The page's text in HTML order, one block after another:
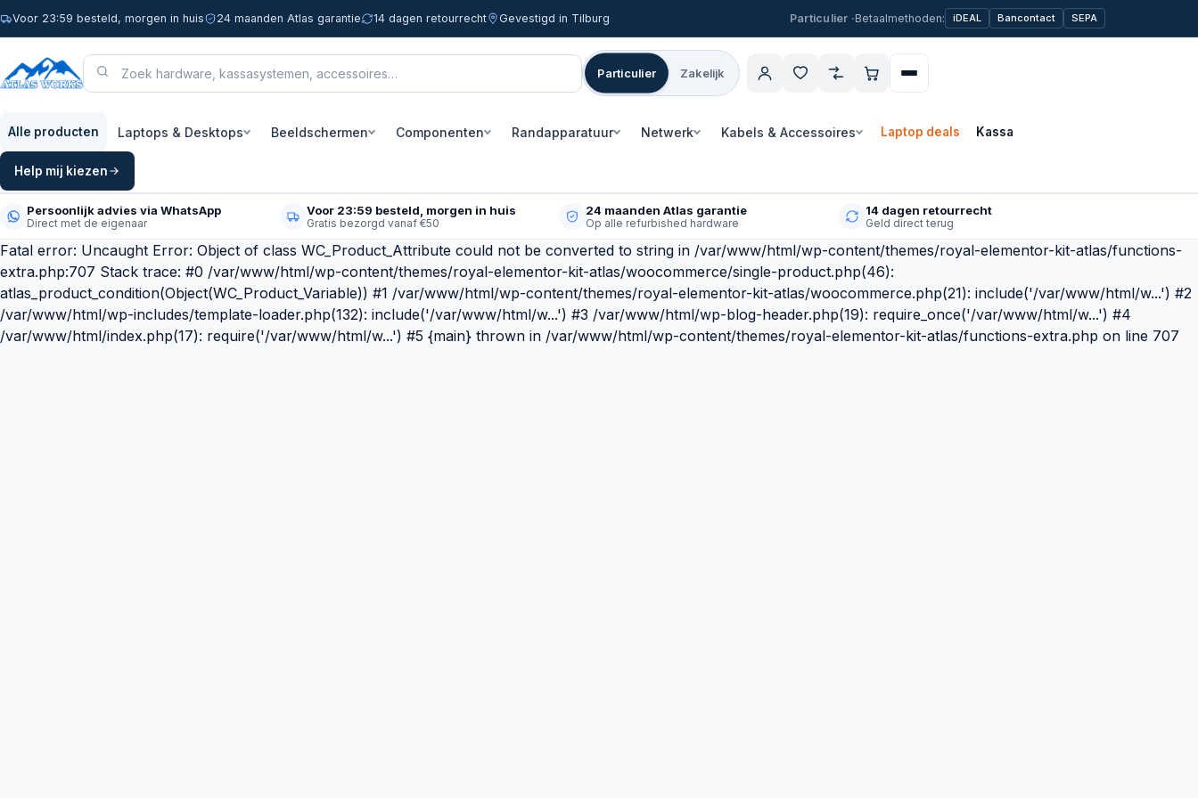
Voor 23:59 besteld, morgen in huis 24 maanden Atlas garantie 14 dagen retourrecht Gevestigd in Tilburg Betaalmethoden: iDEAL Bancontact SEPA
Particulier Zakelijk
Alle producten Laptops & Desktops Beeldschermen Componenten Randapparatuur Netwerk Kabels & Accessoires Laptop deals Kassa
Help mij kiezen
Persoonlijk advies via WhatsApp
Direct met de eigenaar
Voor 23:59 besteld, morgen in huis
Gratis bezorgd vanaf €50
24 maanden Atlas garantie
Op alle refurbished hardware
14 dagen retourrecht
Geld direct terug
Fatal error: Uncaught Error: Object of class WC_Product_Attribute could not be converted to string in /var/www/html/wp-content/themes/royal-elementor-kit-atlas/functions-
extra.php:707 Stack trace: #0 /var/www/html/wp-content/themes/royal-elementor-kit-atlas/woocommerce/single-product.php(46):
atlas_product_condition(Object(WC_Product_Variable)) #1 /var/www/html/wp-content/themes/royal-elementor-kit-atlas/woocommerce.php(21): include('/var/www/html/w...') #2
/var/www/html/wp-includes/template-loader.php(132): include('/var/www/html/w...') #3 /var/www/html/wp-blog-header.php(19): require_once('/var/www/html/w...') #4
/var/www/html/index.php(17): require('/var/www/html/w...') #5 {main} thrown in /var/www/html/wp-content/themes/royal-elementor-kit-atlas/functions-extra.php on line 707